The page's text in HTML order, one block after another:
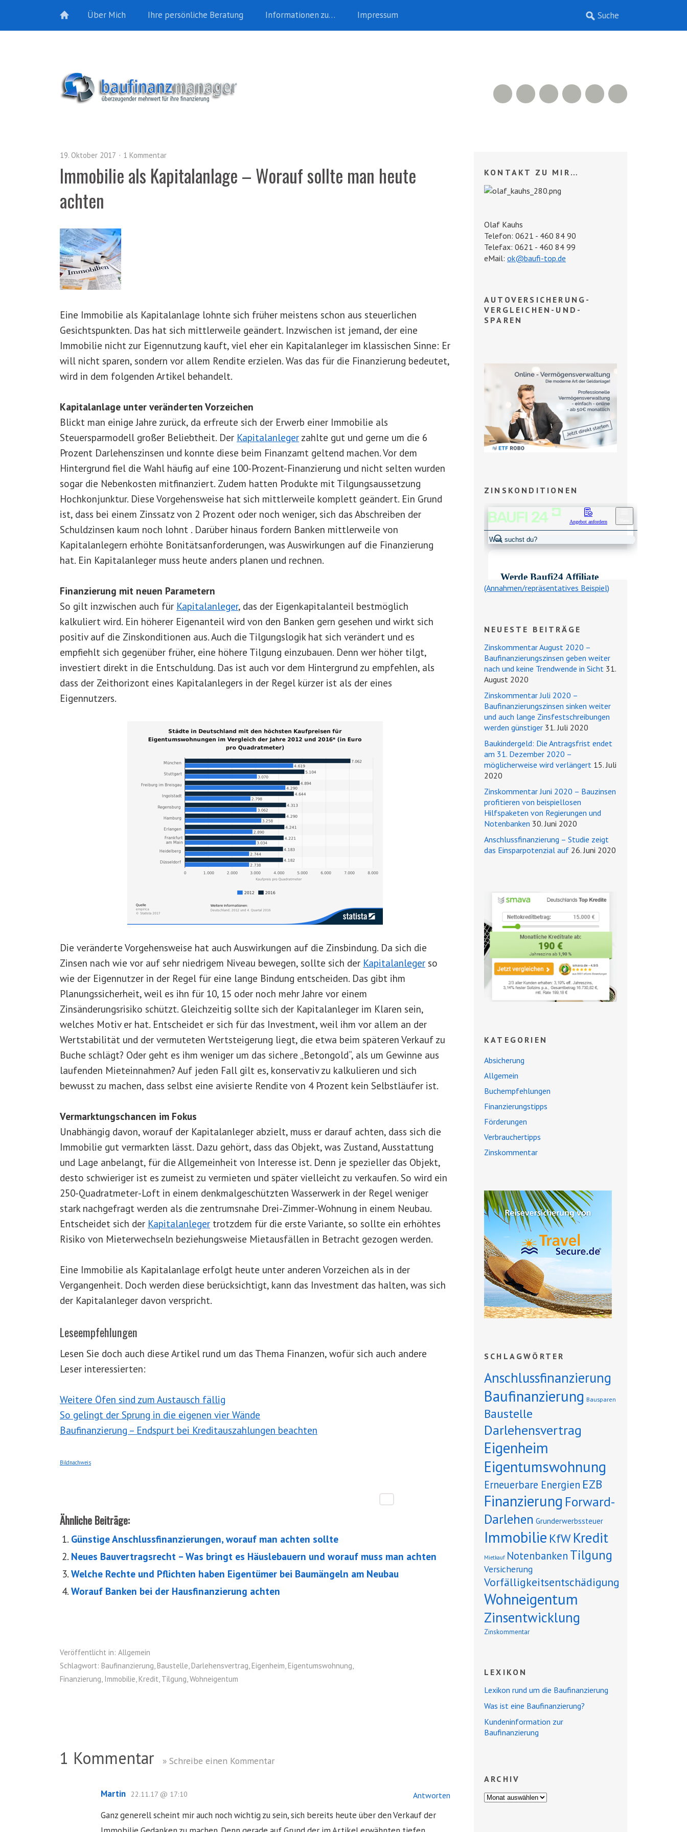
Über Mich Ihre persönliche Beratung Informationen zu… Impressum
Facebook
500px
LinkedIn
Xing
RSS Feed
19. Oktober 2017 1 Kommentar
Immobilie als Kapitalanlage – Worauf sollte man heute
achten
Eine Immobilie als Kapitalanlage lohnte sich früher meistens schon aus steuerlichen
Gesichtspunkten. Das hat sich mittlerweile geändert. Inzwischen ist jemand, der eine
Immobilie nicht zur Eigennutzung kauft, viel eher ein Kapitalanleger im klassischen Sinne: Er
will nicht sparen, sondern vor allem Rendite erzielen. Was das für die Finanzierung bedeutet,
wird in dem folgenden Artikel behandelt.
Kapitalanlage unter veränderten Vorzeichen
Blickt man einige Jahre zurück, da erfreute sich der Erwerb einer Immobilie als
Steuersparmodell großer Beliebtheit. Der Kapitalanleger zahlte gut und gerne um die 6
Prozent Darlehenszinsen und konnte diese beim Finanzamt geltend machen. Vor dem
Hintergrund fiel die Wahl häufig auf eine 100-Prozent-Finanzierung und nicht selten wurden
sogar die Nebenkosten mitfinanziert. Zudem hatten Produkte mit Tilgungsaussetzung
Hochkonjunktur. Diese Vorgehensweise hat sich mittlerweile komplett geändert. Ein Grund
ist, dass bei einem Zinssatz von 2 Prozent oder noch weniger, sich das Abschreiben der
Schuldzinsen kaum noch lohnt . Darüber hinaus fordern Banken mittlerweile von
Kapitalanlegern erhöhte Bonitätsanforderungen, was Auswirkungen auf die Finanzierung
hat. Ein Kapitalanleger muss heute anders planen und rechnen.
Finanzierung mit neuen Parametern
So gilt inzwischen auch für Kapitalanleger, das der Eigenkapitalanteil bestmöglich
kalkuliert wird. Ein höherer Eigenanteil wird von den Banken gern gesehen und wirkt sich
positiv auf die Zinskonditionen aus. Auch die Tilgungslogik hat sich verändert und es
empfiehlt sich gegenüber früher, eine höhere Tilgung einzubauen. Denn wer höher tilgt,
investiert direkt in die Entschuldung. Das ist auch vor dem Hintergrund zu empfehlen, als
dass der Zeithorizont eines Kapitalanlegers in der Regel kürzer ist als der eines
Eigennutzers.
Die veränderte Vorgehensweise hat auch Auswirkungen auf die Zinsbindung. Da sich die
Zinsen nach wie vor auf sehr niedrigem Niveau bewegen, sollte sich der Kapitalanleger so
wie der Eigennutzer in der Regel für eine lange Bindung entscheiden. Das gibt ihm
Planungssicherheit, weil es ihn für 10, 15 oder noch mehr Jahre vor einem
Zinsänderungsrisiko schützt. Gleichzeitig sollte sich der Kapitalanleger im Klaren sein,
welches Motiv er hat. Entscheidet er sich für das Investment, weil ihm vor allem an der
Wertstabilität und der vermuteten Wertsteigerung liegt, die etwa beim späteren Verkauf zu
Buche schlägt? Oder geht es ihm weniger um das sichere „Betongold“, als um Gewinne aus
laufenden Mieteinnahmen? Auf jeden Fall gilt es, konservativ zu kalkulieren und sich
bewusst zu machen, dass selbst eine avisierte Rendite von 4 Prozent kein Selbstläufer ist.
Vermarktungschancen im Fokus
Unabhängig davon, worauf der Kapitalanleger abzielt, muss er darauf achten, dass sich die
Immobilie gut vermarkten lässt. Dazu gehört, dass das Objekt, was Zustand, Ausstattung
und Lage anbelangt, für die Allgemeinheit von Interesse ist. Denn je spezieller das Objekt,
desto schwieriger ist es zumeist zu vermieten und später vielleicht zu verkaufen. So wird ein
250-Quadratmeter-Loft in einem denkmalgeschützten Wasserwerk in der Regel weniger
stark nachgefragt werden als die zentrumsnahe Drei-Zimmer-Wohnung in einem Neubau.
Entscheidet sich der Kapitalanleger trotzdem für die erste Variante, so sollte ein erhöhtes
Risiko von Mieterwechseln beziehungsweise Mietausfällen in Betracht gezogen werden.
Eine Immobilie als Kapitalanlage erfolgt heute unter anderen Vorzeichen als in der
Vergangenheit. Doch werden diese berücksichtigt, kann das Investment das halten, was sich
der Kapitalanleger davon verspricht.
Leseempfehlungen
Lesen Sie doch auch diese Artikel rund um das Thema Finanzen, wofür sich auch andere
Leser interessierten:
Weitere Öfen sind zum Austausch fällig
So gelingt der Sprung in die eigenen vier Wände
Baufinanzierung – Endspurt bei Kreditauszahlungen beachten
Bildnachweis
Ähnliche Beiträge:
Günstige Anschlussfinanzierungen, worauf man achten sollte
Neues Bauvertragsrecht – Was bringt es Häuslebauern und worauf muss man achten
Welche Rechte und Pflichten haben Eigentümer bei Baumängeln am Neubau
Worauf Banken bei der Hausfinanzierung achten
Veröffentlicht in: Allgemein
Schlagwort: Baufinanzierung, Baustelle, Darlehensvertrag, Eigenheim, Eigentumswohnung,
Finanzierung, Immobilie, Kredit, Tilgung,Wohneigentum
1 Kommentar » Schreibe einen Kommentar
Martin Antworten
22.11.17 @ 17:10
Ganz generell scheint mir auch noch wichtig zu sein, sich bereits heute über den Verkauf der
KONTAKT ZU MIR…
Olaf Kauhs
Telefon: 0621 - 460 84 90
Telefax: 0621 - 460 84 99
eMail: ok@baufi-top.de
AUTOVERSICHERUNG-
VERGLEICHEN-UND-
SPAREN
ZINSKONDITIONEN
(Annahmen/repräsentatives Beispiel)
NEUESTE BEITRÄGE
Zinskommentar August 2020 –
Baufinanzierungszinsen geben weiter
nach und keine Trendwende in Sicht 31.
August 2020
Zinskommentar Juli 2020 –
Baufinanzierungszinsen sinken weiter
und auch lange Zinsfestschreibungen
werden günstiger 31. Juli 2020
Baukindergeld: Die Antragsfrist endet
am 31. Dezember 2020 –
möglicherweise wird verlängert 15. Juli
2020
Zinskommentar Juni 2020 – Bauzinsen
profitieren von beispiellosen
Hilfspaketen von Regierungen und
Notenbanken 30. Juni 2020
Anschlussfinanzierung – Studie zeigt
das Einsparpotenzial auf 26. Juni 2020
KATEGORIEN
Absicherung
Allgemein
Buchempfehlungen
Finanzierungstipps
Förderungen
Verbrauchertipps
Zinskommentar
SCHLAGWÖRTER
Anschlussfinanzierung
Baufinanzierung Bausparen
Baustelle
Darlehensvertrag
Eigenheim
Eigentumswohnung
Erneuerbare Energien EZB
Finanzierung Forward-
Darlehen Grunderwerbssteuer
Immobilie KfWKredit
Mietkauf Notenbanken Tilgung
Versicherung
Vorfälligkeitsentschädigung
Wohneigentum
Zinsentwicklung
Zinskommentar
LEXIKON
Lexikon rund um die Baufinanzierung
Was ist eine Baufinanzierung?
Kundeninformation zur
Baufinanzierung
ARCHIV